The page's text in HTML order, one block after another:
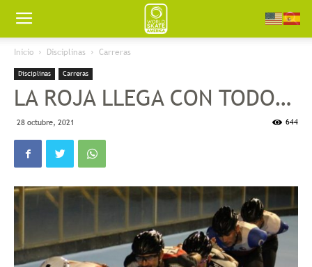
Worldskate
America
Inicio Disciplinas Carreras
Disciplinas Carreras
LA ROJA LLEGA CON TODO…
28 octubre, 2021 644